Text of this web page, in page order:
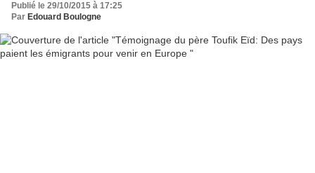
Publié le 29/10/2015 à 17:25
Par Edouard Boulogne